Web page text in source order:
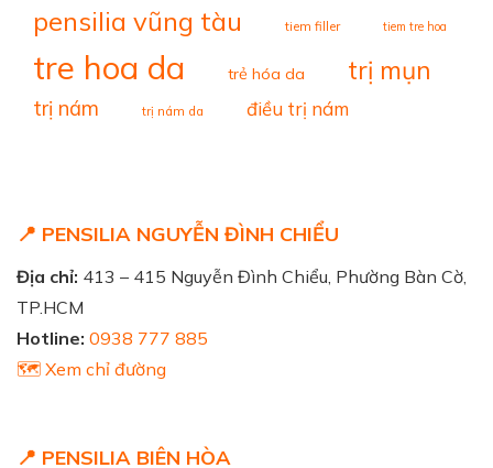
pensilia vũng tàu tiem filler tiem tre hoa
tre hoa da trẻ hóa da trị mụn
trị nám trị nám da điều trị nám
📍 PENSILIA NGUYỄN ĐÌNH CHIỂU
Địa chỉ: 413 – 415 Nguyễn Đình Chiểu, Phường Bàn Cờ,
TP.HCM
Hotline: 0938 777 885
🗺️ Xem chỉ đường
📍 PENSILIA BIÊN HÒA